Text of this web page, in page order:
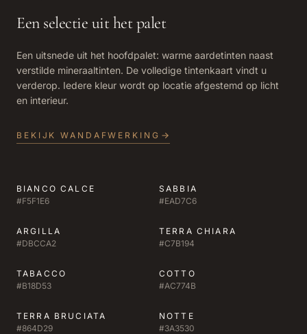
Een selectie uit het palet
Een uitsnede uit het hoofdpalet: warme aardetinten naast
verstilde mineraaltinten. De volledige tintenkaart vindt u
verderop. Iedere kleur wordt op locatie afgestemd op licht
en interieur.
BEKIJK WANDAFWERKING
BIANCO CALCE
#F5F1E6
SABBIA
#EAD7C6
ARGILLA
#DBCCA2
TERRA CHIARA
#C7B194
TABACCO
#B18D53
COTTO
#AC774B
TERRA BRUCIATA
#864D29
NOTTE
#3A3530